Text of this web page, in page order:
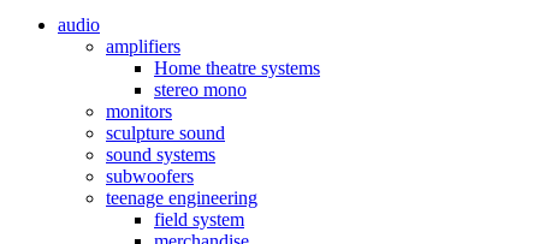
audio
amplifiers
Home theatre systems
stereo mono
monitors
sculpture sound
sound systems
subwoofers
teenage engineering
field system